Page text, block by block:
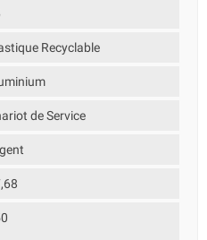
Recyclable
de Service